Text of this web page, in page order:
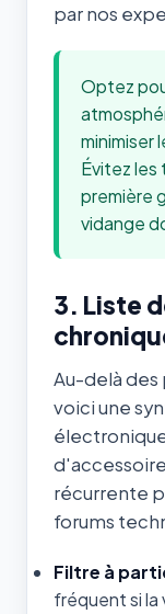
par nos
Optez
minimiser
Évitez les
première
vidange
3. Liste
Au-delà des
voici une
récurrente
forums
Filtre à
fréquent si la